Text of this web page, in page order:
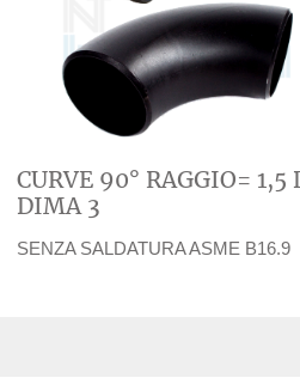
CURVE 90° RAGGIO= 1,5
DIMA 3
SENZA SALDATURA ASME B16.9